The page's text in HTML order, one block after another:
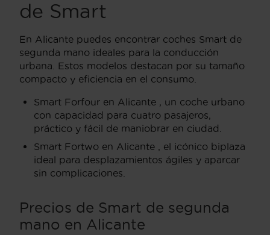
de Smart
En Alicante puedes encontrar coches Smart de
segunda mano ideales para la conducción
urbana. Estos modelos destacan por su tamaño
compacto y eficiencia en el consumo.
Smart Forfour en Alicante , un coche urbano
con capacidad para cuatro pasajeros,
práctico y fácil de maniobrar en ciudad.
Smart Fortwo en Alicante , el icónico biplaza
ideal para desplazamientos ágiles y aparcar
sin complicaciones.
Precios de Smart de segunda
mano en Alicante